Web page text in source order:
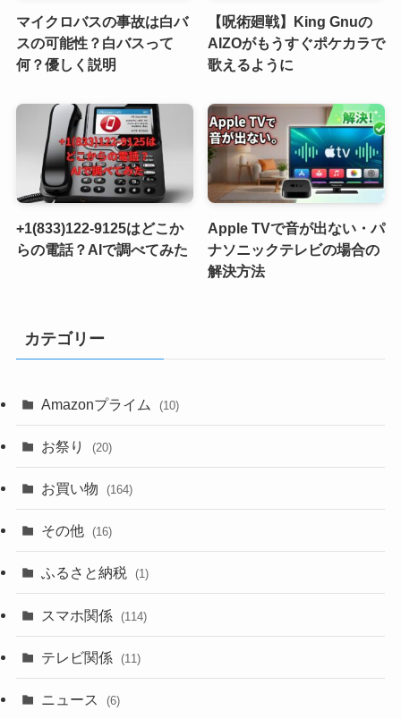
マイクロバスの事故は白バ
スの可能性？白バスって
何？優しく説明
【呪術廻戦】King Gnuの
AIZOがもうすぐポケカラで
歌えるように
+1(833)122-9125はどこか
らの電話？AIで調べてみた
Apple TVで音が出ない・パ
ナソニックテレビの場合の
解決方法
カテゴリー
Amazonプライム (10)
お祭り (20)
お買い物 (164)
その他 (16)
ふるさと納税 (1)
スマホ関係 (114)
テレビ関係 (11)
ニュース (6)